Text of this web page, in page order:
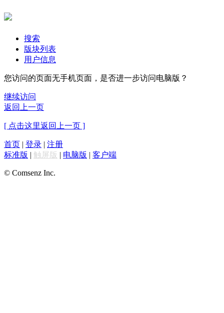
搜索
版块列表
用户信息
您访问的页面无手机页面，是否进一步访问电脑版？
继续访问
返回上一页
[ 点击这里返回上一页 ]
首页 | 登录 | 注册
标准版 | 触屏版 | 电脑版 | 客户端
© Comsenz Inc.